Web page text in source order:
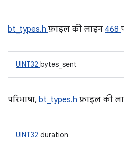
bt_types.h फ़ाइल की लाइन 468
UINT32 bytes_sent
परिभाषा, bt_types.h फ़ाइल की
UINT32 duration